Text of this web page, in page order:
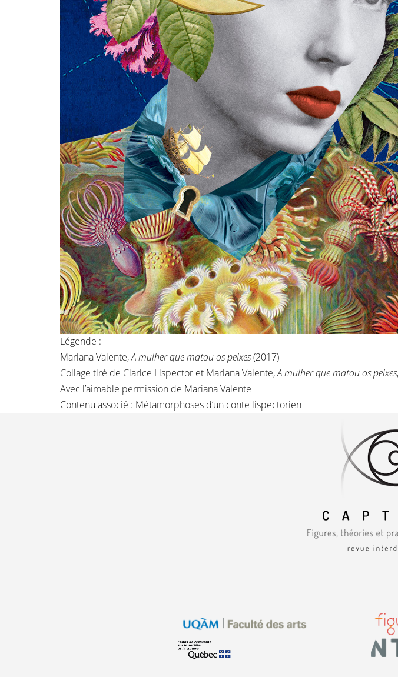
Légende :
Mariana Valente,A mulher que matou os peixes(2017)
Collage tiré de Clarice Lispector et Mariana Valente,A mulher que matou os peixes
Avec l’aimable permission de Mariana Valente
Contenu associé : Métamorphoses d’un conte lispectorien